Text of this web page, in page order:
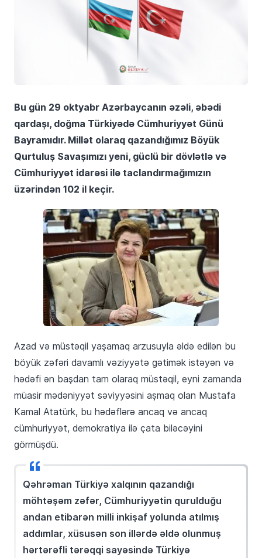
Bu gün 29 oktyabr Azərbaycanın əzəli, əbədi
qardaşı, doğma Türkiyədə Cümhuriyyət Günü
Bayramıdır. Millət olaraq qazandığımız Böyük
Qurtuluş Savaşımızı yeni, güclü bir dövlətlə və
Cümhuriyyət idarəsi ilə taclandırmağımızın
üzərindən 102 il keçir.
Azad və müstəqil yaşamaq arzusuyla əldə edilən bu
böyük zəfəri davamlı vəziyyətə gətimək istəyən və
hədəfi ən başdan tam olaraq müstəqil, eyni zamanda
müasir mədəniyyət səviyyəsini aşmaq olan Mustafa
Kamal Atatürk, bu hədəflərə ancaq və ancaq
cümhuriyyət, demokratiya ilə çata biləcəyini
görmüşdü.
Qəhrəman Türkiyə xalqının qazandığı
möhtəşəm zəfər, Cümhuriyyətin qurulduğu
andan etibarən milli inkişaf yolunda atılmış
addımlar, xüsusən son illərdə əldə olunmuş
hərtərəfli tərəqqi sayəsində Türkiyə